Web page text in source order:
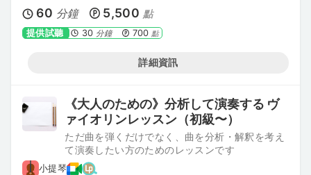
60 分鐘 5,500 點
提供試聽 30 分鐘 700 點
詳細資訊
《大人のための》分析して演奏する ヴ
ァイオリンレッスン（初級〜）
ただ曲を弾くだけでなく、曲を分析・解釈を考え
て演奏したい方のためのレッスンです
小提琴